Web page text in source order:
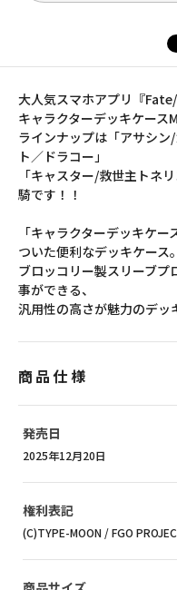
大人気スマホアプリ『
キャラクターデッキケース
ラインナップは「アサシ
ト／ドラコー」
「キャスター/救世主トネ
騎です！！
「キャラクターデッキケ
ついた便利なデッキケース。
ブロッコリー製スリーブプ
事ができる、
汎用性の高さが魅力のデッ
商品仕様
発売日
2025年12月20日
権利表記
(C)TYPE-MOON / FGO